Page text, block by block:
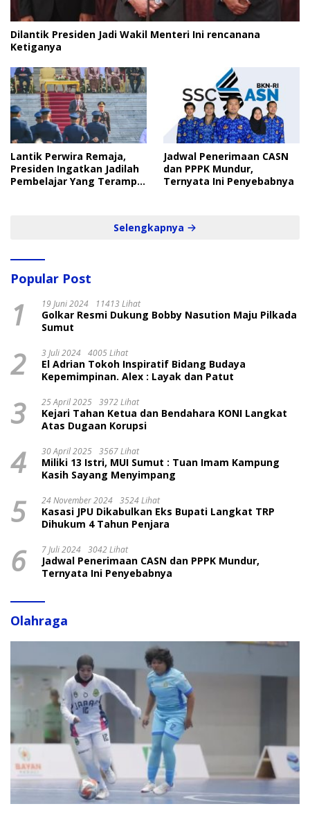
Dilantik Presiden Jadi Wakil Menteri Ini rencanana
Ketiganya
Lantik Perwira Remaja,
Presiden Ingatkan Jadilah
Pembelajar Yang Terampil
Jadwal Penerimaan CASN
dan PPPK Mundur,
Ternyata Ini Penyebabnya
Selengkapnya
Popular Post
1 19 Juni 2024 11413 Lihat
Golkar Resmi Dukung Bobby Nasution Maju Pilkada
Sumut
2 3 Juli 2024 4005 Lihat
El Adrian Tokoh Inspiratif Bidang Budaya
Kepemimpinan. Alex : Layak dan Patut
3 25 April 2025 3972 Lihat
Kejari Tahan Ketua dan Bendahara KONI Langkat
Atas Dugaan Korupsi
4 30 April 2025 3567 Lihat
Miliki 13 Istri, MUI Sumut : Tuan Imam Kampung
Kasih Sayang Menyimpang
5 24 November 2024 3524 Lihat
Kasasi JPU Dikabulkan Eks Bupati Langkat TRP
Dihukum 4 Tahun Penjara
6 7 Juli 2024 3042 Lihat
Jadwal Penerimaan CASN dan PPPK Mundur,
Ternyata Ini Penyebabnya
Olahraga